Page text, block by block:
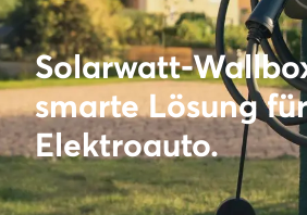
Solarwatt-
smarte Lösung
Elektroauto.